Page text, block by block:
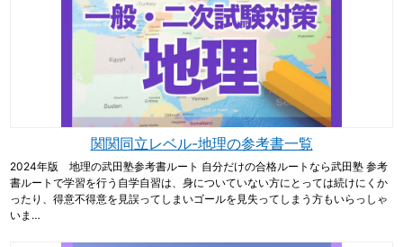
関関同立レベル-地理の参考書一覧
2024年版 地理の武田塾参考書ルート 自分だけの合格ルートなら武田塾 参考
書ルートで学習を行う自学自習は、身についていない方にとっては続けにくか
ったり、得意不得意を見誤ってしまいゴールを見失ってしまう方もいらっしゃ
いま…